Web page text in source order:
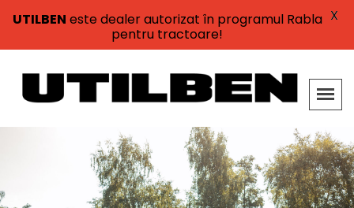
UTILBEN este dealer autorizat în programul Rabla
pentru tractoare!
X